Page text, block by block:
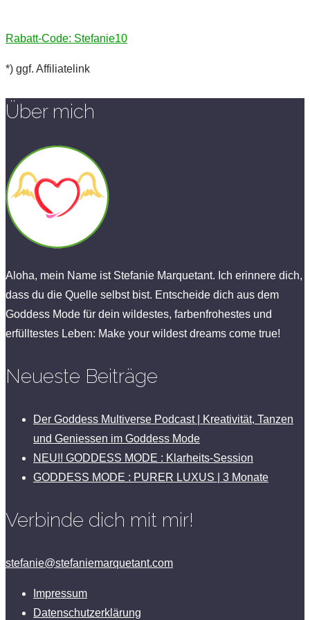
Rabatt-Code: Stefanie10
*) ggf. Affiliatelink
Über mich
Aloha, mein Name ist Stefanie Marquetant. Ich erinnere dich,
dass du die Quelle selbst bist. Entscheide dich aus dem
Goddess Mode für dein wildestes, farbenfrohestes und
erfülltestes Leben: Make your wildest dreams come true!
Neueste Beiträge
Der Goddess Multiverse Podcast | Kreativität, Tanzen
und Geniessen im Goddess Mode
NEU!! GODDESS MODE : Klarheits-Session
GODDESS MODE : PURER LUXUS | 3 Monate
Verbinde dich mit mir!
stefanie@stefaniemarquetant.com
Impressum
Datenschutzerklärung